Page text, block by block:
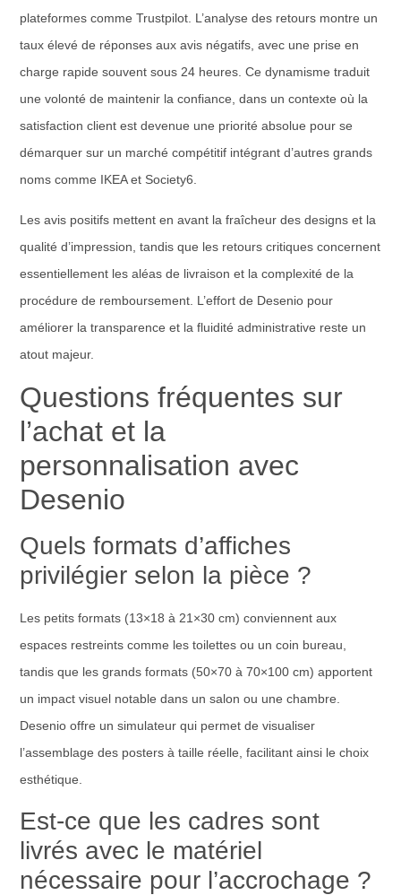
plateformes comme Trustpilot. L’analyse des retours montre un
taux élevé de réponses aux avis négatifs, avec une prise en
charge rapide souvent sous 24 heures. Ce dynamisme traduit
une volonté de maintenir la confiance, dans un contexte où la
satisfaction client est devenue une priorité absolue pour se
démarquer sur un marché compétitif intégrant d’autres grands
noms comme IKEA et Society6.
Les avis positifs mettent en avant la fraîcheur des designs et la
qualité d’impression, tandis que les retours critiques concernent
essentiellement les aléas de livraison et la complexité de la
procédure de remboursement. L’effort de Desenio pour
améliorer la transparence et la fluidité administrative reste un
atout majeur.
Questions fréquentes sur
l’achat et la
personnalisation avec
Desenio
Quels formats d’affiches
privilégier selon la pièce ?
Les petits formats (13×18 à 21×30 cm) conviennent aux
espaces restreints comme les toilettes ou un coin bureau,
tandis que les grands formats (50×70 à 70×100 cm) apportent
un impact visuel notable dans un salon ou une chambre.
Desenio offre un simulateur qui permet de visualiser
l’assemblage des posters à taille réelle, facilitant ainsi le choix
esthétique.
Est-ce que les cadres sont
livrés avec le matériel
nécessaire pour l’accrochage ?